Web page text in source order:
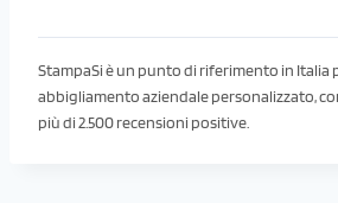
StampaSi è un punto di riferimento in Italia
abbigliamento aziendale personalizzato,
più di 2.500 recensioni positive.